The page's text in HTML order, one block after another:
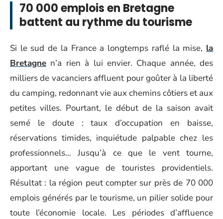
70 000 emplois en Bretagne
battent au rythme du tourisme
Si le sud de la France a longtemps raflé la mise, la
Bretagne n’a rien à lui envier. Chaque année, des
milliers de vacanciers affluent pour goûter à la liberté
du camping, redonnant vie aux chemins côtiers et aux
petites villes. Pourtant, le début de la saison avait
semé le doute : taux d’occupation en baisse,
réservations timides, inquiétude palpable chez les
professionnels… Jusqu’à ce que le vent tourne,
apportant une vague de touristes providentiels.
Résultat : la région peut compter sur près de 70 000
emplois générés par le tourisme, un pilier solide pour
toute l’économie locale. Les périodes d’affluence